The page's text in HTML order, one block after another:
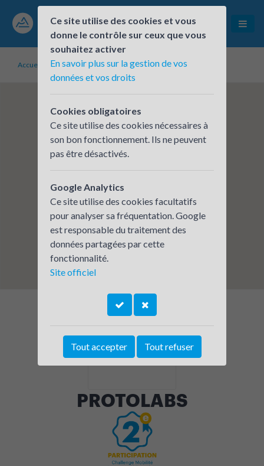
Accueil Établissements inscrits PROTOLABS
PROTOLABS
Ce site utilise des cookies et vous
donne le contrôle sur ceux que vous
souhaitez activer
En savoir plus sur la gestion de vos
données et vos droits
Cookies obligatoires
Ce site utilise des cookies nécessaires à
son bon fonctionnement. Ils ne peuvent
pas être désactivés.
Google Analytics
Ce site utilise des cookies facultatifs
pour analyser sa fréquentation. Google
est responsable du traitement des
données partagées par cette
fonctionnalité.
Site officiel
Tout accepter Tout refuser